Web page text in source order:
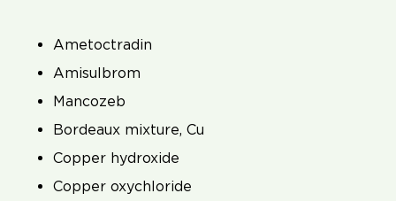
Ametoctradin
Amisulbrom
Mancozeb
Bordeaux mixture, Cu
Copper hydroxide
Copper oxychloride